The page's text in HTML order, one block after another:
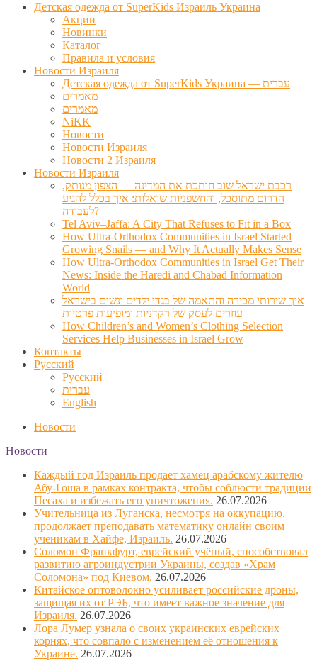
Детская одежда от SuperKids Израиль Украина
Акции
Новинки
Каталог
Правила и условия
Новости Израиля
Детская одежда от SuperKids Украина — עברית
מאמרים
מאמרים
NiKK
Новости
Новости Израиля
Новости 2 Израиля
Новости Израиля
רכבת ישראל שוב חותכת את המדינה — הצפון מנותק,
הדרום מתוסכל, והחשפניות שואלות: איך בכלל להגיע
לעבודה?
Tel Aviv–Jaffa: A City That Refuses to Fit in a Box
How Ultra-Orthodox Communities in Israel Started
Growing Snails — and Why It Actually Makes Sense
How Ultra-Orthodox Communities in Israel Get Their
News: Inside the Haredi and Chabad Information
World
איך שירותי מכירה והתאמה של בגדי ילדים ונשים בישראל
עוזרים לעסק של רקדניות ומופיעות פרטיות
How Children’s and Women’s Clothing Selection
Services Help Businesses in Israel Grow
Контакты
Русский
Русский
עברית
English
Новости
Новости
Каждый год Израиль продает хамец арабскому жителю
Абу-Гоша в рамках контракта, чтобы соблюсти традиции
Песаха и избежать его уничтожения. 26.07.2026
Учительница из Луганска, несмотря на оккупацию,
продолжает преподавать математику онлайн своим
ученикам в Хайфе, Израиль. 26.07.2026
Соломон Франкфурт, еврейский учёный, способствовал
развитию агроиндустрии Украины, создав «Храм
Соломона» под Киевом. 26.07.2026
Китайское оптоволокно усиливает российские дроны,
защищая их от РЭБ, что имеет важное значение для
Израиля. 26.07.2026
Лора Лумер узнала о своих украинских еврейских
корнях, что совпало с изменением её отношения к
Украине. 26.07.2026